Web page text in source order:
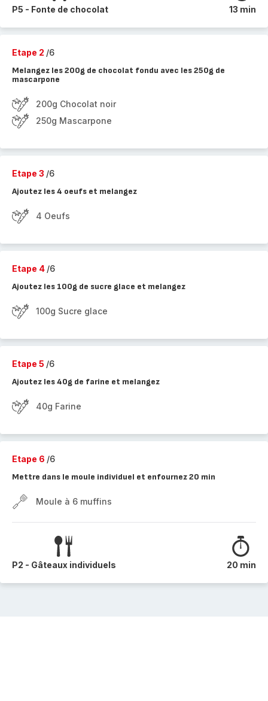
P5 - Fonte de chocolat 13 min
Etape 2 /6
Melangez les 200g de chocolat fondu avec les 250g de
mascarpone
200g Chocolat noir
250g Mascarpone
Etape 3 /6
Ajoutez les 4 oeufs et melangez
4 Oeufs
Etape 4 /6
Ajoutez les 100g de sucre glace et melangez
100g Sucre glace
Etape 5 /6
Ajoutez les 40g de farine et melangez
40g Farine
Etape 6 /6
Mettre dans le moule individuel et enfournez 20 min
Moule à 6 muffins
P2 - Gâteaux individuels 20 min